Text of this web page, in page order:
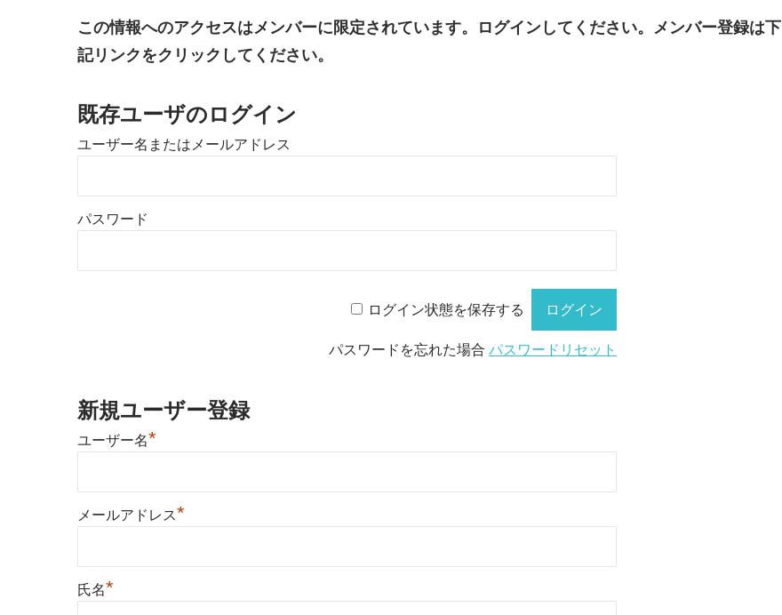
この情報へのアクセスはメンバーに限定されています。ログインしてください。メンバー登録は下
記リンクをクリックしてください。
既存ユーザのログイン
ユーザー名またはメールアドレス
パスワード
ログイン状態を保存する
パスワードを忘れた場合パスワードリセット
新規ユーザー登録
ユーザー名*
メールアドレス*
氏名*